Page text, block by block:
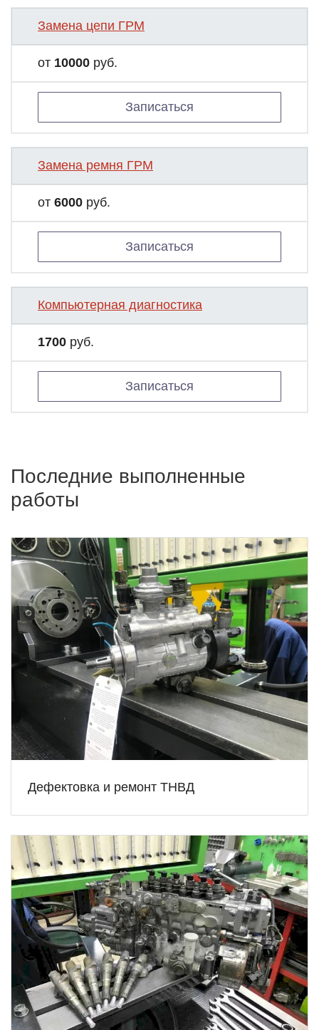
Замена цепи ГРМ
от 10000 руб.
Записаться
Замена ремня ГРМ
от 6000 руб.
Записаться
Компьютерная диагностика
1700 руб.
Записаться
Последние выполненные
работы
Дефектовка и ремонт ТНВД